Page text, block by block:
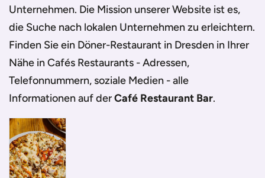
Unternehmen. Die Mission unserer Website ist es,
die Suche nach lokalen Unternehmen zu erleichtern.
Finden Sie ein Döner-Restaurant in Dresden in Ihrer
Nähe in Cafés Restaurants - Adressen,
Telefonnummern, soziale Medien - alle
Informationen auf derCafé Restaurant Bar.